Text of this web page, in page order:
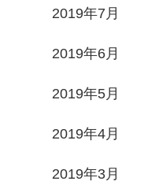
2019年7月
2019年6月
2019年5月
2019年4月
2019年3月